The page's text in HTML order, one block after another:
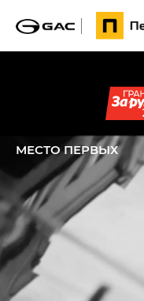
МЕСТО ПЕРВЫХ